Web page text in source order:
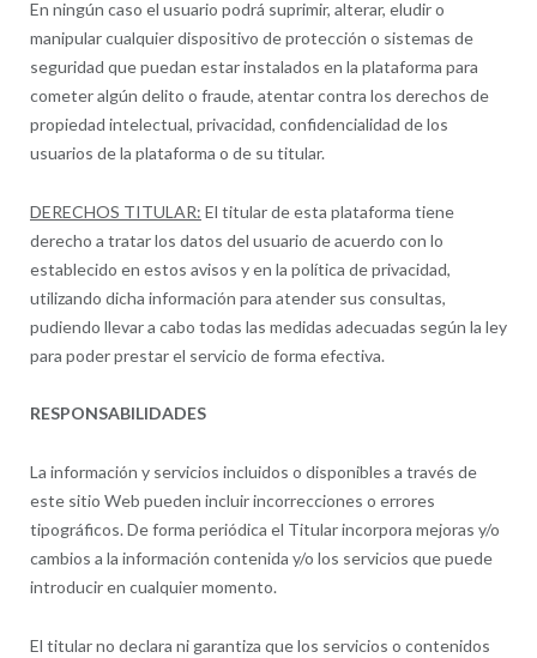
En ningún caso el usuario podrá suprimir, alterar, eludir o
manipular cualquier dispositivo de protección o sistemas de
seguridad que puedan estar instalados en la plataforma para
cometer algún delito o fraude, atentar contra los derechos de
propiedad intelectual, privacidad, confidencialidad de los
usuarios de la plataforma o de su titular.
DERECHOS TITULAR: El titular de esta plataforma tiene
derecho a tratar los datos del usuario de acuerdo con lo
establecido en estos avisos y en la política de privacidad,
utilizando dicha información para atender sus consultas,
pudiendo llevar a cabo todas las medidas adecuadas según la ley
para poder prestar el servicio de forma efectiva.
RESPONSABILIDADES
La información y servicios incluidos o disponibles a través de
este sitio Web pueden incluir incorrecciones o errores
tipográficos. De forma periódica el Titular incorpora mejoras y/o
cambios a la información contenida y/o los servicios que puede
introducir en cualquier momento.
El titular no declara ni garantiza que los servicios o contenidos